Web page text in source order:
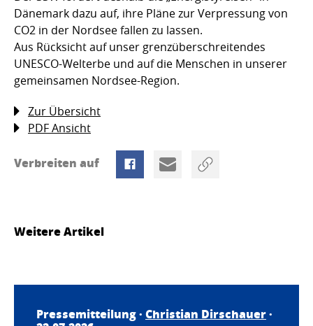
Dänemark dazu auf, ihre Pläne zur Verpressung von
CO2 in der Nordsee fallen zu lassen.
Aus Rücksicht auf unser grenzüberschreitendes
UNESCO-Welterbe und auf die Menschen in unserer
gemeinsamen Nordsee-Region.
Zur Übersicht
PDF Ansicht
Verbreiten auf
Weitere Artikel
Pressemitteilung · Christian Dirschauer·